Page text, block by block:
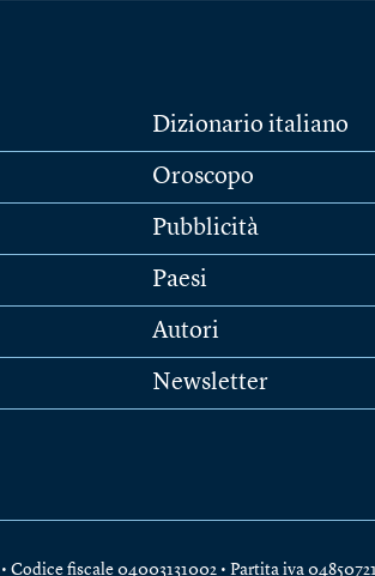
Dizionario italiano
Oroscopo
Pubblicità
Paesi
Autori
Newsletter
fiscale 04003131002 • Partita iva